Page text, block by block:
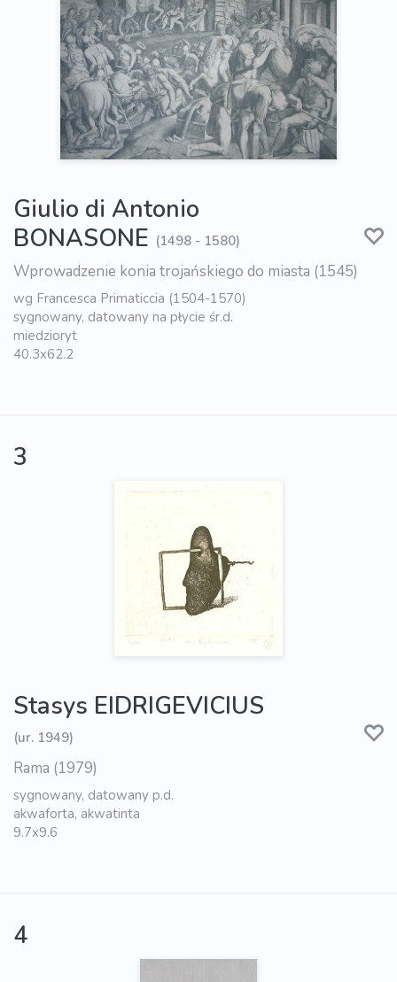
Giulio di Antonio
BONASONE (1498 - 1580)
Wprowadzenie konia trojańskiego do miasta (1545)
wg Francesca Primaticcia (1504-1570)
sygnowany, datowany na płycie śr.d.
miedzioryt
40.3x62.2
3
Stasys EIDRIGEVICIUS
(ur. 1949)
Rama (1979)
sygnowany, datowany p.d.
akwaforta, akwatinta
9.7x9.6
4